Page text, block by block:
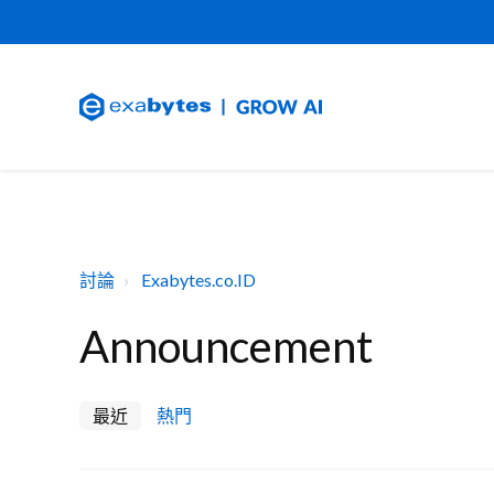
討論 Exabytes.co.ID
Announcement
最近 熱門